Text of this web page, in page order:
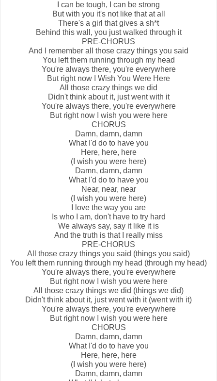
I can be tough, I can be strong
But with you it's not like that at all
There's a girl that gives a sh*t
Behind this wall, you just walked through it
PRE-CHORUS
And I remember all those crazy things you said
You left them running through my head
You're always there, you're everywhere
But right now I Wish You Were Here
All those crazy things we did
Didn't think about it, just went with it
You're always there, you're everywhere
But right now I wish you were here
CHORUS
Damn, damn, damn
What I'd do to have you
Here, here, here
(I wish you were here)
Damn, damn, damn
What I'd do to have you
Near, near, near
(I wish you were here)
I love the way you are
Is who I am, don't have to try hard
We always say, say it like it is
And the truth is that I really miss
PRE-CHORUS
All those crazy things you said (things you said)
You left them running through my head (through my head)
You're always there, you're everywhere
But right now I wish you were here
All those crazy things we did (things we did)
Didn't think about it, just went with it (went with it)
You're always there, you're everywhere
But right now I wish you were here
CHORUS
Damn, damn, damn
What I'd do to have you
Here, here, here
(I wish you were here)
Damn, damn, damn